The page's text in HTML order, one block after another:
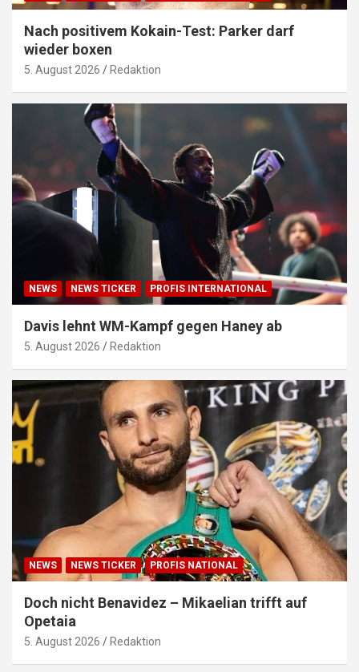
Nach positivem Kokain-Test: Parker darf
wieder boxen
5. August 2026 Redaktion
NEWS NEWS TICKER PROFIS INTERNATIONAL
Davis lehnt WM-Kampf gegen Haney ab
5. August 2026 Redaktion
NEWS NEWS TICKER PROFIS NATIONAL
Doch nicht Benavidez – Mikaelian trifft auf
Opetaia
5. August 2026 Redaktion